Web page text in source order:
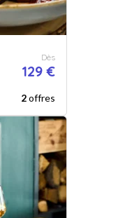
Dès
129 €
2offres